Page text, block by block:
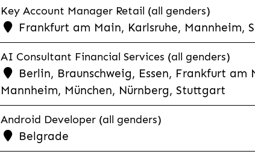
Key Account Manager Retail (all genders)
Frankfurt am Main, Karlsruhe, Mannheim,
AI Consultant Financial Services (all genders)
Berlin, Braunschweig, Essen, Frankfurt
Mannheim, München, Nürnberg, Stuttgart
Android Developer (all genders)
Belgrade